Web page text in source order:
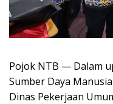
Pojok NTB — Dalam
Sumber Daya
Dinas Pekerjaan